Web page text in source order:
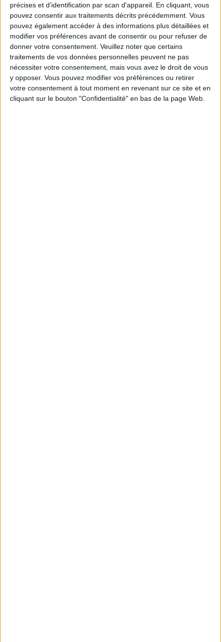
précises et d’identification par scan d'appareil. En cliquant, vous
pouvez consentir aux traitements décrits précédemment. Vous
pouvez également accéder à des informations plus détaillées et
modifier vos préférences avant de consentir ou pour refuser de
donner votre consentement. Veuillez noter que certains
traitements de vos données personnelles peuvent ne pas
nécessiter votre consentement, mais vous avez le droit de vous
y opposer. Vous pouvez modifier vos préférences ou retirer
votre consentement à tout moment en revenant sur ce site et en
cliquant sur le bouton "Confidentialité" en bas de la page Web.